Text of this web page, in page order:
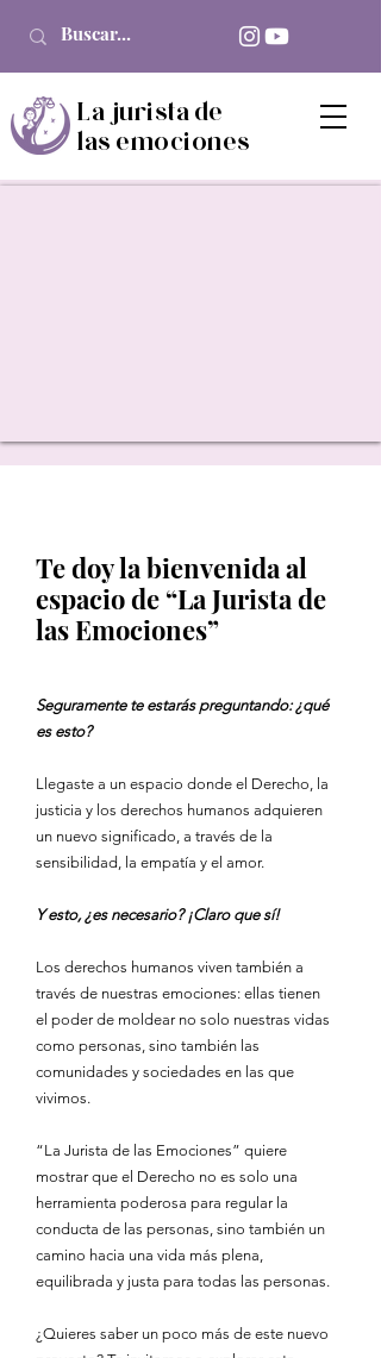
La jurista de
las emociones
Te doy la bienvenida al
espacio de “La Jurista de
las Emociones”
Seguramente te estarás preguntando: ¿qué
es esto?
Llegaste a un espacio donde el Derecho, la
justicia y los derechos humanos adquieren
un nuevo significado, a través de la
sensibilidad, la empatía y el amor.
Y esto, ¿es necesario? ¡Claro que sí!
Los derechos humanos viven también a
través de nuestras emociones: ellas tienen
el poder de moldear no solo nuestras vidas
como personas, sino también las
comunidades y sociedades en las que
vivimos.
“La Jurista de las Emociones” quiere
mostrar que el Derecho no es solo una
herramienta poderosa para regular la
conducta de las personas, sino también un
camino hacia una vida más plena,
equilibrada y justa para todas las personas.​
¿Quieres saber un poco más de este nuevo